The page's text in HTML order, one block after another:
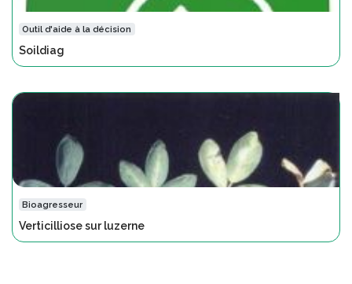
Outil d'aide à la décision
Soildiag
Bioagresseur
Verticilliose sur luzerne